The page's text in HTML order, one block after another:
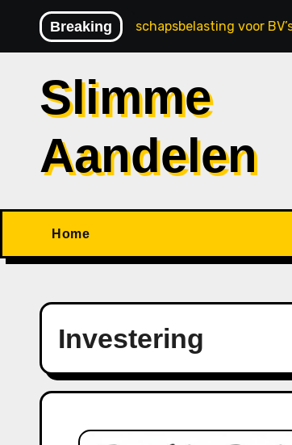
de
Breaking
Vennootschapsbelasting voor BV’s
Slimme
Aandelen
Home
Investering